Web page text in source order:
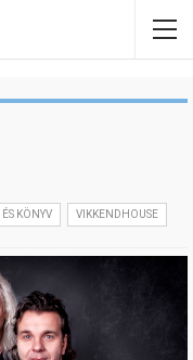
KÖNYV VIKKENDHOUSE